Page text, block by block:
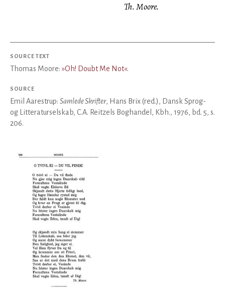
Th. Moore.
SOURCE TEXT
Thomas Moore: »Oh! Doubt Me Not«.
SOURCE
Emil Aarestrup: Samlede Skrifter, Hans Brix (red.), Dansk Sprog-
og Litteraturselskab, C.A. Reitzels Boghandel, Kbh., 1976, bd. 5, s.
206.